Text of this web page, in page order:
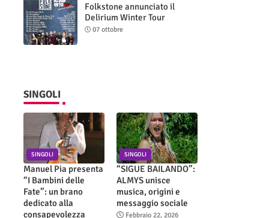
Folkstone annunciato il
Delirium Winter Tour
(Special Edition)
07 ottobre
SINGOLI
SINGOLI
Manuel Pia presenta
“I Bambini delle
Fate”: un brano
dedicato alla
consapevolezza
SINGOLI
“SIGUE BAILANDO”:
ALMYS unisce
musica, origini e
messaggio sociale
Febbraio 22, 2026